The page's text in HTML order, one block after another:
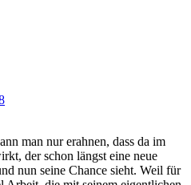
man nur erahnen, dass da im
der schon längst eine neue
nun seine Chance sieht. Weil für